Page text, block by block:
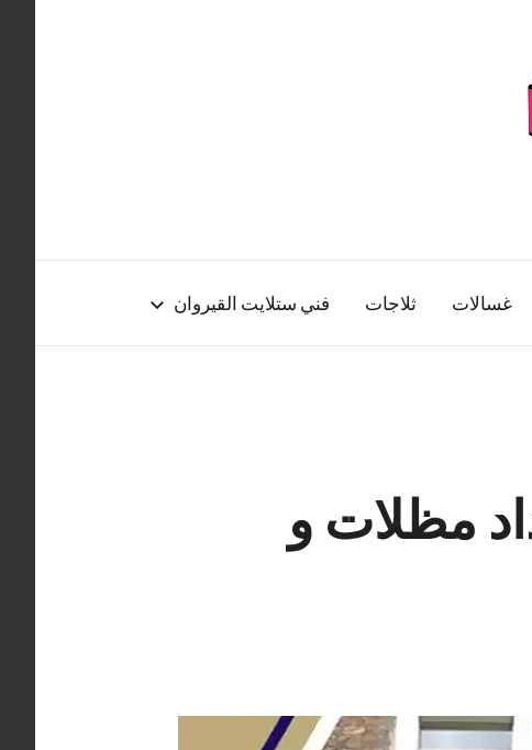
غسالات ثلاجات فني ستلايت القيروان
هندي 66405051 حداد مظلات و